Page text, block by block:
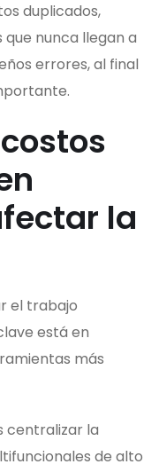
duplicados,
nunca llegan a
errores, al final
la
el trabajo
está en
más
centralizar la
de alto